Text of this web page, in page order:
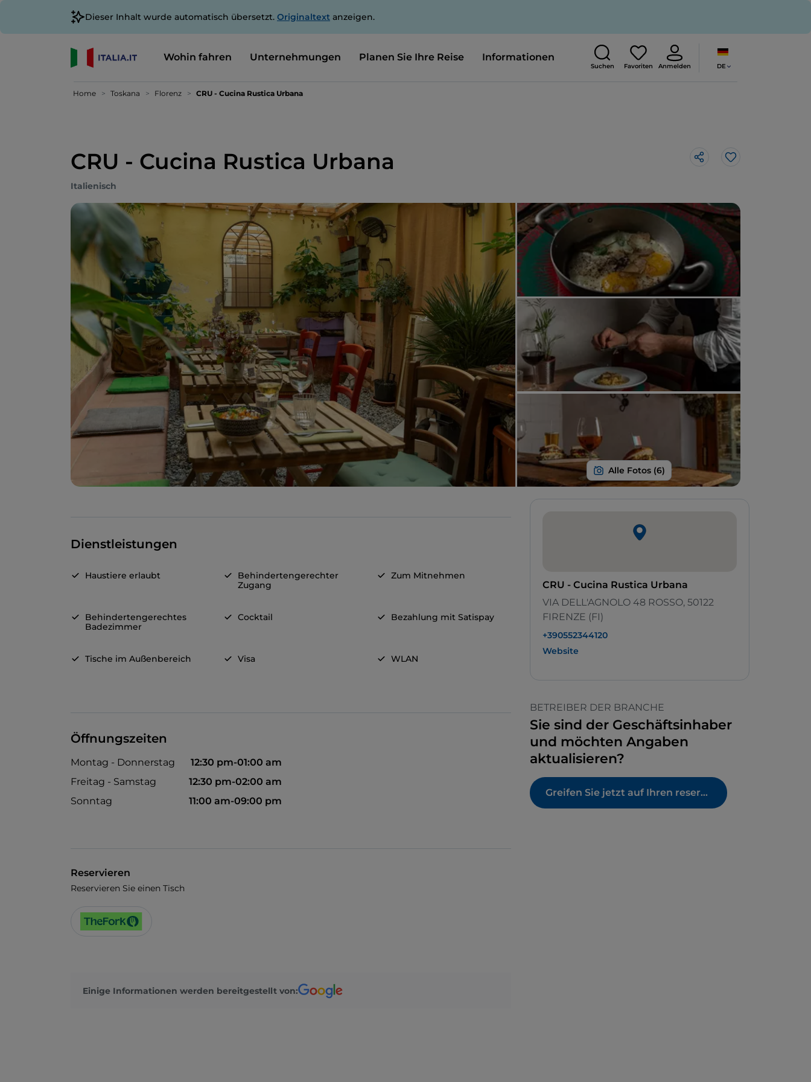
Dieser Inhalt wurde automatisch übersetzt. Originaltext anzeigen.
Wohin fahren Unternehmungen Planen Sie Ihre Reise Informationen
Suchen Favoriten Anmelden DE
Home Toskana Florenz CRU - Cucina Rustica Urbana
CRU - Cucina Rustica Urbana Like
Italienisch
Dienstleistungen
Haustiere erlaubt
Behindertengerechter
Zugang
Zum Mitnehmen
Behindertengerechtes
Badezimmer
Cocktail Bezahlung mit Satispay
Tische im Außenbereich Visa WLAN
Öffnungszeiten
Montag - Donnerstag
12:30 pm-01:00 am
Freitag - Samstag
12:30 pm-02:00 am
Sonntag
11:00 am-09:00 pm
Reservieren
Reservieren Sie einen Tisch
Einige Informationen werden bereitgestellt von:
CRU - Cucina Rustica Urbana
VIA DELL'AGNOLO 48 ROSSO, 50122
FIRENZE (FI)
+390552344120
Website
BETREIBER DER BRANCHE
Sie sind der Geschäftsinhaber
und möchten Angaben
aktualisieren?
Greifen Sie jetzt auf Ihren reservierten Bereich zu